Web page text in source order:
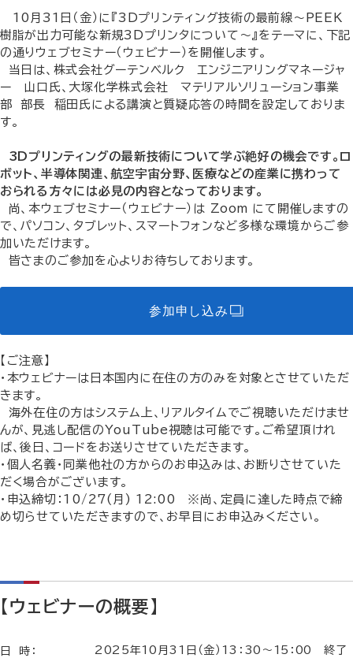
10月31日（金）に『3Dプリンティング技術の最前線～PEEK
樹脂が出力可能な新規3Dプリンタについて～』をテーマに、下記
の通りウェブセミナー（ウェビナー）を開催します。
当日は、株式会社グーテンベルク エンジニアリングマネージャ
ー 山口氏、大塚化学株式会社 マテリアルソリューション事業
部 部長 稲田氏による講演と質疑応答の時間を設定しておりま
す。
3Dプリンティングの最新技術について学ぶ絶好の機会です。 ロ
ボット、半導体関連、航空宇宙分野、医療などの産業に携わって
おられる方々には必見の内容となっております。
尚、本ウェブセミナー（ウェビナー）は Zoom にて開催しますの
で、 パソコン、タブレット、スマートフォンなど多様な環境からご参
加いただけます。
皆さまのご参加を心よりお待ちしております。
参加申し込み
【ご注意】
・本ウェビナーは日本国内に在住の方のみを対象とさせていただ
きます。
海外在住の方はシステム上、リアルタイムでご視聴いただけませ
んが、見逃し配信のYouTube視聴は可能です。 ご希望頂けれ
ば、後日、コードをお送りさせていただきます。
・個人名義・同業他社の方からのお申込みは、お断りさせていた
だく場合がございます。
・申込締切：10/27(月) 12:00 ※ 尚、定員に達した時点で締
め切らせていただきますので、お早目にお申込みください。
【ウェビナーの概要】
日 時：
2025年10月31日（金）13：30～15：00 終了